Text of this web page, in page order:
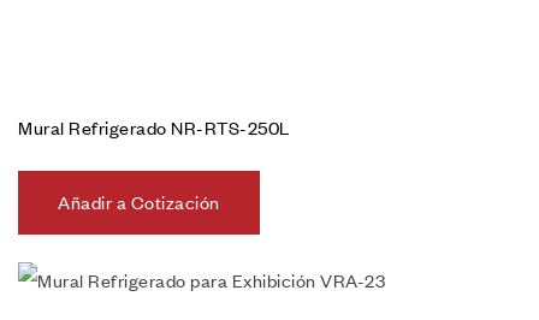
Mural Refrigerado NR-RTS-250L
Añadir a Cotización